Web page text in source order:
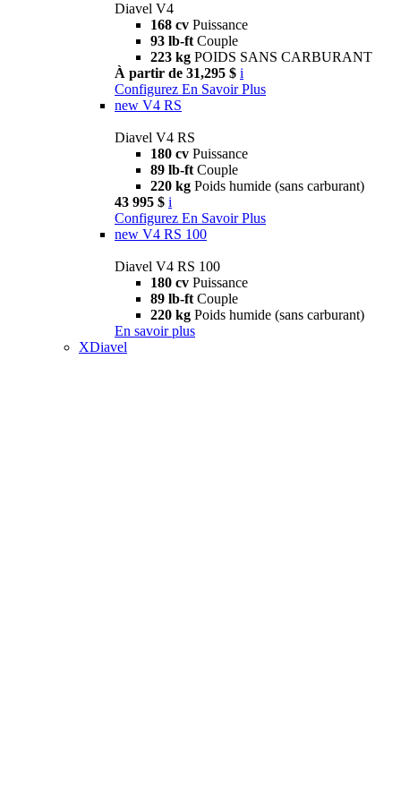
Diavel V4
168 cv Puissance
93 lb-ft Couple
223 kg POIDS SANS CARBURANT
À partir de 31,295 $ i
Configurez En Savoir Plus
new V4 RS
Diavel V4 RS
180 cv Puissance
89 lb-ft Couple
220 kg Poids humide (sans carburant)
43 995 $ i
Configurez En Savoir Plus
new V4 RS 100
Diavel V4 RS 100
180 cv Puissance
89 lb-ft Couple
220 kg Poids humide (sans carburant)
En savoir plus
XDiavel